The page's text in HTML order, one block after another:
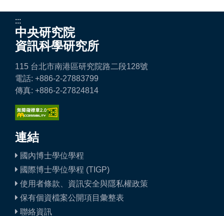
:::
中央研究院
資訊科學研究所
115 台北市南港區研究院路二段128號
電話: +886-2-27883799
傳真: +886-2-27824814
連結
國內博士學位學程
國際博士學位學程 (TIGP)
使用者條款、資訊安全與隱私權政策
保有個資檔案公開項目彙整表
聯絡資訊